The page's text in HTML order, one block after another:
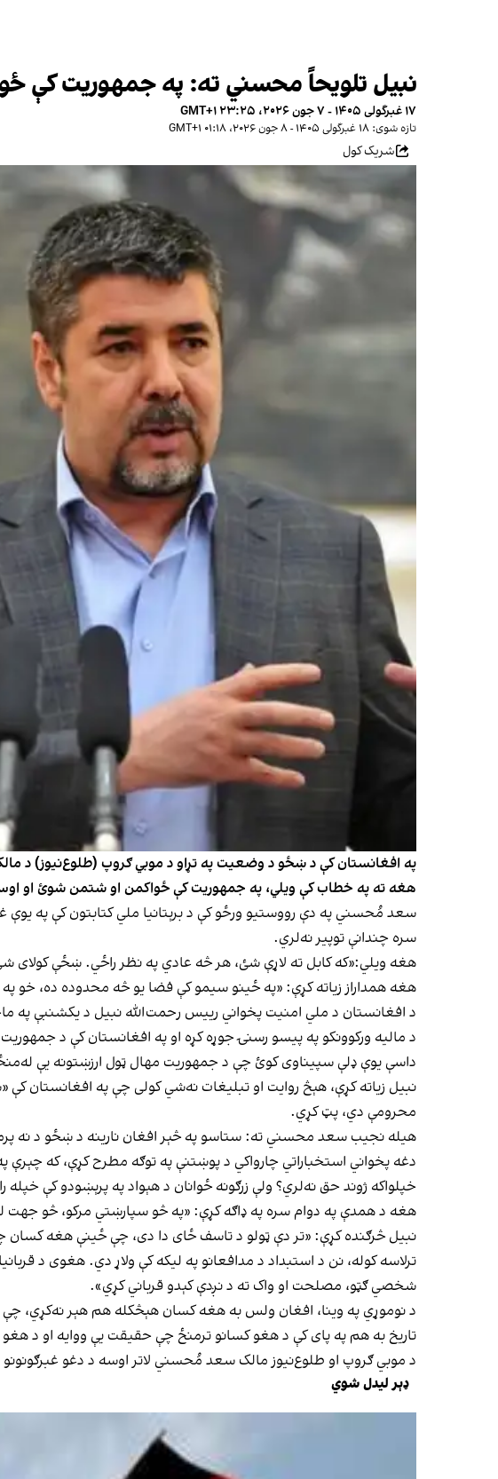
نبیل تلویحاً محسني ته: په جمهوریت کې
۱۷ غبرگولی ۱۴۰۵ - ۷ جون ۲۰۲۶، ۲۳:۲۵ GMT+۱
تازه شوی: ۱۸ غبرگولی ۱۴۰۵ - ۸ جون ۲۰۲۶، ۰۱:۱۸ GMT+۱
شریک کول
په افغانستان کې د ښځو د وضعیت په تړاو د موبي ګروپ (طلوع‌نیوز) د
هغه ته په خطاب کې ویلي، په جمهوريت کې ځواکمن او شتمن شوئ او اوس
سعد مُحسني په دې رووستیو ورځو کې د برېتانیا ملي کتابتون کې په
سره چندانې توپیر نه‌لري.
هغه ویلي:«که کابل ته لاړې شئ، هر څه عادي په نظر راځي. ښځې
هغه همداراز زیاته کړې: «په ځينو سیمو کې فضا یو څه محدوده ده، خو
د مالیه ورکوونکو په پیسو رسنۍ جوړه کړه او په افغانستان کې د
داسې یوې ډلې سپيناوی کوئ چې د جمهوریت مهال ټول ارزښتونه یې
نبیل زیاته کړې، هېڅ روایت او تبلیغات نه‌شي کولی چې په افغانستان
محرومې دي، پټ کړي.
هيله نجيب سعد محسني ته: ستاسو په څېر افغان نارينه د ښځو د نه
دغه پخواني استخباراتي چارواکي د پوښتنې په توګه مطرح کړې، که
خپلواکه ژوند حق نه‌لري؟ ولې زرګونه ځوانان د هېواد په پرېښودو کې
هغه د همدې په دوام سره په ډاګه کړې: «په څو سپارښتي مرکو، څو جهت
نبیل څرګنده کړې: «تر دې ټولو د تاسف ځای دا دی، چې ځینې هغه کسان
ترلاسه کوله، نن د استبداد د مدافعانو په لیکه کې ولاړ دي. هغوی د
شخصي ګټو، مصلحت او واک ته د نږدې کېدو قرباني کړي».
د نوموړي په وینا، افغان ولس به هغه کسان هېڅکله هم هېر نه‌کړي، چې
تاریخ به هم په پای کې د هغو کسانو ترمنځ چې حقیقت یې ووایه او د
د موبي ګروپ او طلوع‌نیوز مالک سعد مُحسني لاتر اوسه د دغو
ډېر لیدل شوي